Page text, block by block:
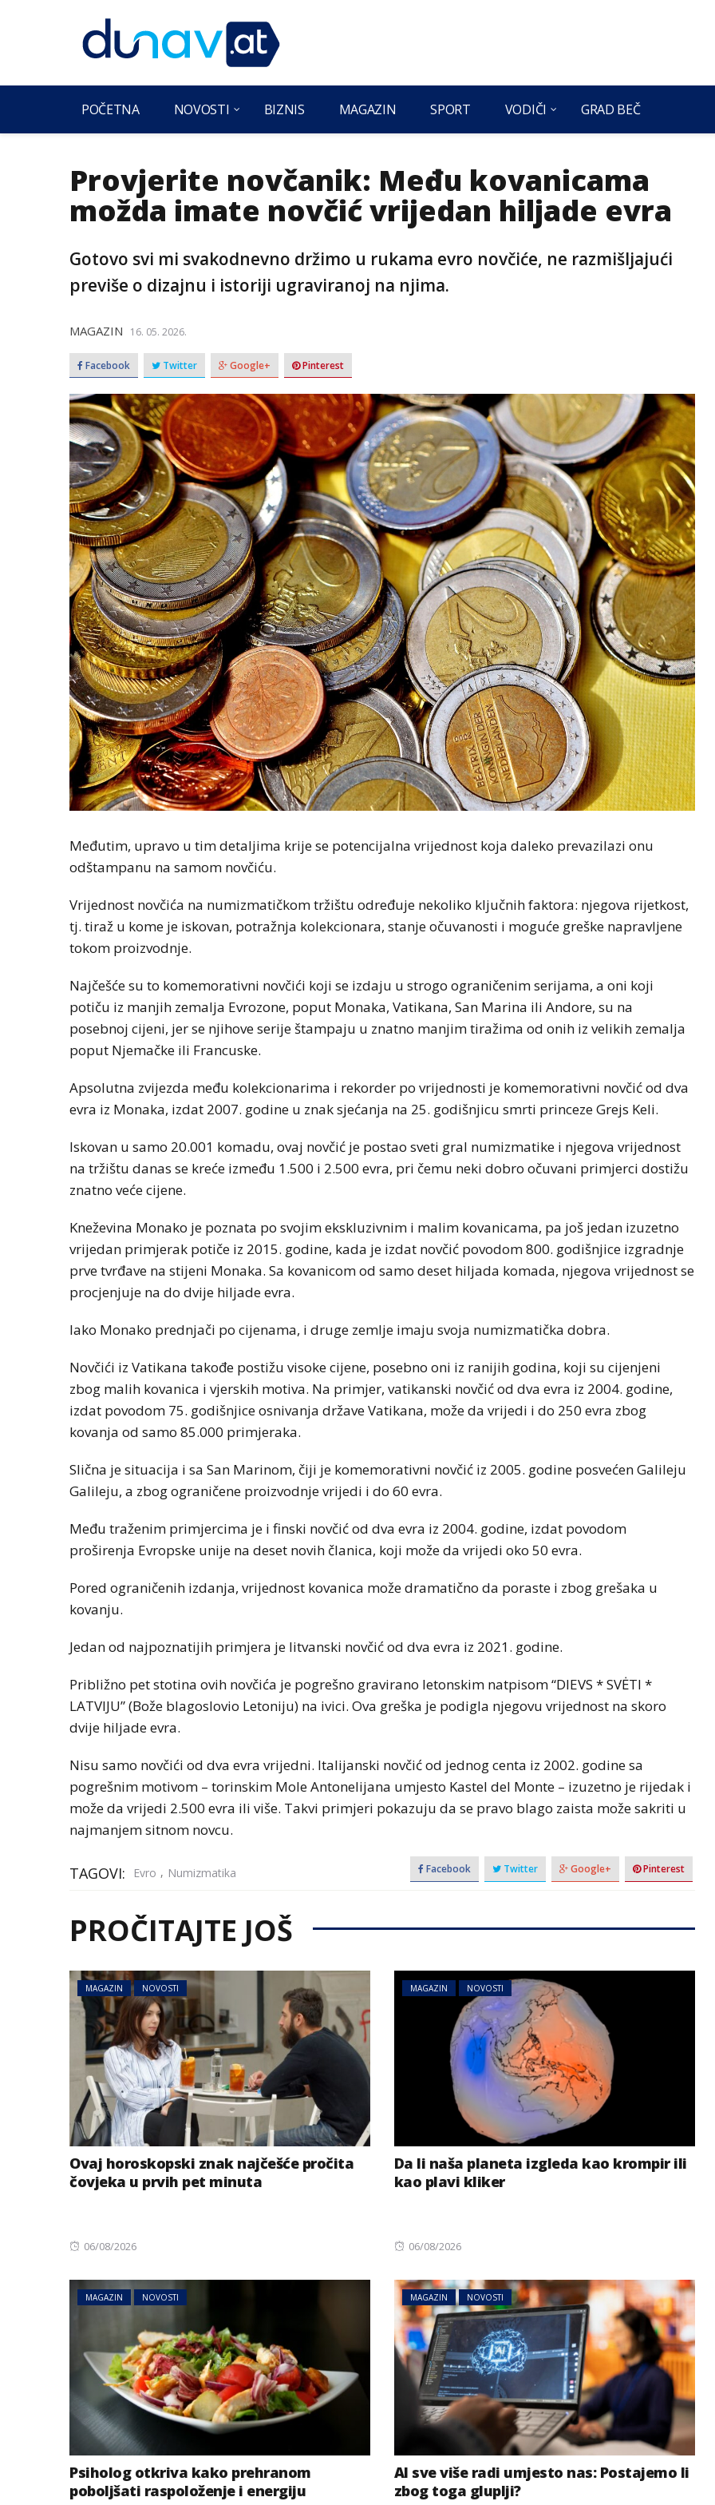
POČETNA NOVOSTI BIZNIS MAGAZIN SPORT VODIČI GRAD BEČ
Provjerite novčanik: Među kovanicama
možda imate novčić vrijedan hiljade evra
Gotovo svi mi svakodnevno držimo u rukama evro novčiće, ne razmišljajući
previše o dizajnu i istoriji ugraviranoj na njima.
MAGAZIN 16. 05. 2026.
Facebook Twitter Google+ Pinterest
Međutim, upravo u tim detaljima krije se potencijalna vrijednost koja daleko prevazilazi onu
odštampanu na samom novčiću.
Vrijednost novčića na numizmatičkom tržištu određuje nekoliko ključnih faktora: njegova rijetkost,
tj. tiraž u kome je iskovan, potražnja kolekcionara, stanje očuvanosti i moguće greške napravljene
tokom proizvodnje.
Najčešće su to komemorativni novčići koji se izdaju u strogo ograničenim serijama, a oni koji
potiču iz manjih zemalja Evrozone, poput Monaka, Vatikana, San Marina ili Andore, su na
posebnoj cijeni, jer se njihove serije štampaju u znatno manjim tiražima od onih iz velikih zemalja
poput Njemačke ili Francuske.
Apsolutna zvijezda među kolekcionarima i rekorder po vrijednosti je komemorativni novčić od dva
evra iz Monaka, izdat 2007. godine u znak sjećanja na 25. godišnjicu smrti princeze Grejs Keli.
Iskovan u samo 20.001 komadu, ovaj novčić je postao sveti gral numizmatike i njegova vrijednost
na tržištu danas se kreće između 1.500 i 2.500 evra, pri čemu neki dobro očuvani primjerci dostižu
znatno veće cijene.
Kneževina Monako je poznata po svojim ekskluzivnim i malim kovanicama, pa još jedan izuzetno
vrijedan primjerak potiče iz 2015. godine, kada je izdat novčić povodom 800. godišnjice izgradnje
prve tvrđave na stijeni Monaka. Sa kovanicom od samo deset hiljada komada, njegova vrijednost se
procjenjuje na do dvije hiljade evra.
Iako Monako prednjači po cijenama, i druge zemlje imaju svoja numizmatička dobra.
Novčići iz Vatikana takođe postižu visoke cijene, posebno oni iz ranijih godina, koji su cijenjeni
zbog malih kovanica i vjerskih motiva. Na primjer, vatikanski novčić od dva evra iz 2004. godine,
izdat povodom 75. godišnjice osnivanja države Vatikana, može da vrijedi i do 250 evra zbog
kovanja od samo 85.000 primjeraka.
Slična je situacija i sa San Marinom, čiji je komemorativni novčić iz 2005. godine posvećen Galileju
Galileju, a zbog ograničene proizvodnje vrijedi i do 60 evra.
Među traženim primjercima je i finski novčić od dva evra iz 2004. godine, izdat povodom
proširenja Evropske unije na deset novih članica, koji može da vrijedi oko 50 evra.
Pored ograničenih izdanja, vrijednost kovanica može dramatično da poraste i zbog grešaka u
kovanju.
Jedan od najpoznatijih primjera je litvanski novčić od dva evra iz 2021. godine.
Približno pet stotina ovih novčića je pogrešno gravirano letonskim natpisom “DIEVS * SVĖTI *
LATVIJU” (Bože blagoslovio Letoniju) na ivici. Ova greška je podigla njegovu vrijednost na skoro
dvije hiljade evra.
Nisu samo novčići od dva evra vrijedni. Italijanski novčić od jednog centa iz 2002. godine sa
pogrešnim motivom – torinskim Mole Antonelijana umjesto Kastel del Monte – izuzetno je rijedak i
može da vrijedi 2.500 evra ili više. Takvi primjeri pokazuju da se pravo blago zaista može sakriti u
najmanjem sitnom novcu.
TAGOVI: Evro , Numizmatika Facebook Twitter Google+ Pinterest
PROČITAJTE JOŠ
MAGAZIN NOVOSTI
Ovaj horoskopski znak najčešće pročita
čovjeka u prvih pet minuta
Posted
06/08/2026
MAGAZIN NOVOSTI
Da li naša planeta izgleda kao krompir ili
kao plavi kliker
Posted
06/08/2026
MAGAZIN NOVOSTI
Psiholog otkriva kako prehranom
poboljšati raspoloženje i energiju
MAGAZIN NOVOSTI
AI sve više radi umjesto nas: Postajemo li
zbog toga gluplji?